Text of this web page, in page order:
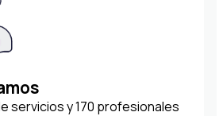
servicios y 170 profesionales